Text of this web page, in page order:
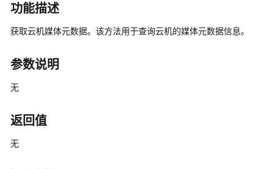
绍
计
说
速
入
功能描述
获取云机媒体元数据。该方法用于查询云机的媒体元数据信息。
参数说明
无
返回值
无